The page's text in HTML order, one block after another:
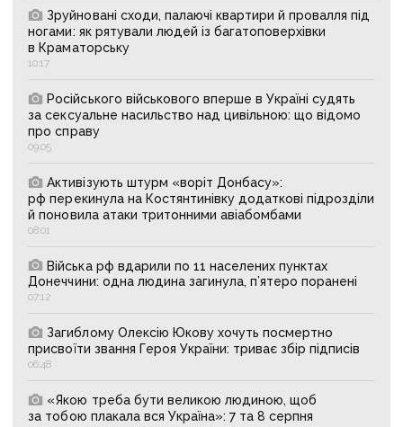
Зруйновані сходи, палаючі квартири й провалля під
ногами: як рятували людей із багатоповерхівки
в Краматорську
10:17
Російського військового вперше в Україні судять
за сексуальне насильство над цивільною: що відомо
про справу
09:05
Активізують штурм «воріт Донбасу»:
рф перекинула на Костянтинівку додаткові підрозділи
й поновила атаки тритонними авіабомбами
08:01
Війська рф вдарили по 11 населених пунктах
Донеччини: одна людина загинула, п’ятеро поранені
07:12
Загиблому Олексію Юкову хочуть посмертно
присвоїти звання Героя України: триває збір підписів
06:48
«Якою треба бути великою людиною, щоб
за тобою плакала вся Україна»: 7 та 8 серпня